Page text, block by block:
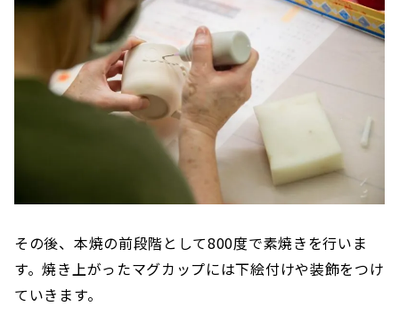
その後、本焼の前段階として800度で素焼きを行いま
す。焼き上がったマグカップには下絵付けや装飾をつけ
ていきます。